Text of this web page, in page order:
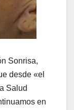
Sonrisa,
desde «el
Salud
en